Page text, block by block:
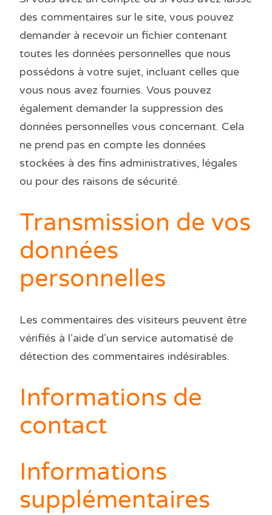
des commentaires sur le site, vous pouvez
demander à recevoir un fichier contenant
toutes les données personnelles que nous
possédons à votre sujet, incluant celles que
vous nous avez fournies. Vous pouvez
également demander la suppression des
données personnelles vous concernant. Cela
ne prend pas en compte les données
stockées à des fins administratives, légales
ou pour des raisons de sécurité.
Transmission de vos
données
personnelles
Les commentaires des visiteurs peuvent être
vérifiés à l’aide d’un service automatisé de
détection des commentaires indésirables.
Informations de
contact
Informations
supplémentaires